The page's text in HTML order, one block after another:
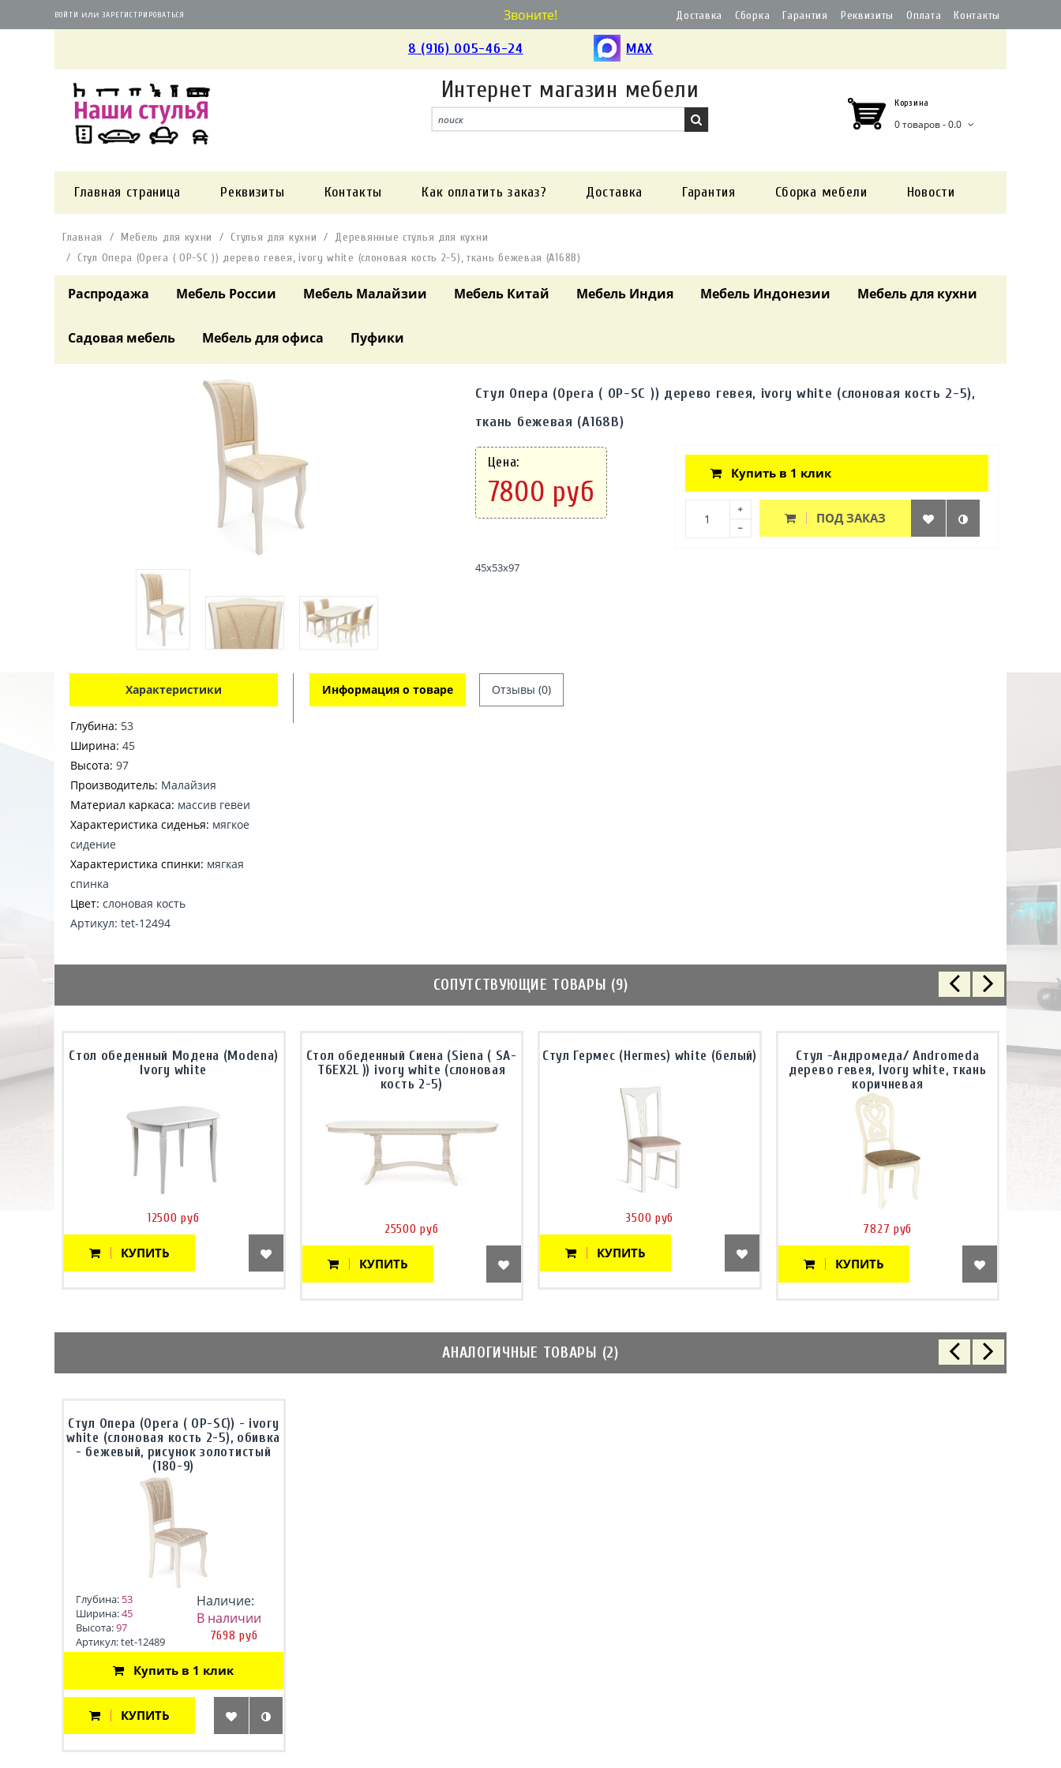
Звоните!
ВОЙТИ или ЗАРЕГИСТРИРОВАТЬСЯ Доставка Сборка Гарантия Реквизиты Оплата Контакты
8 (916) 005-46-24 MAX
Интернет магазин мебели Корзина
0 товаров - 0.0
Главная страница Реквизиты Контакты Как оплатить заказ? Доставка Гарантия Сборка мебели Новости
Главная Мебель для кухни Стулья для кухни
Деревянные стулья для кухни
Стул Опера (Opera ( OP-SC )) дерево гевея, ivory white (слоновая кость 2-5), ткань бежевая (A168B)
Распродажа Мебель России Мебель Малайзии Мебель Китай Мебель Индия Мебель Индонезии Мебель для кухни
Садовая мебель Мебель для офиса Пуфики
Стул Опера (Opera ( OP-SC )) дерево гевея, ivory white (слоновая кость 2-5),
ткань бежевая (A168B)
Цена:
7800 руб
Купить в 1 клик
ПОД ЗАКАЗ
45х53х97
Характеристики
Глубина: 53
Ширина: 45
Высота: 97
Производитель: Малайзия
Материал каркаса: массив гевеи
Характеристика сиденья: мягкое
сидение
Характеристика спинки: мягкая
спинка
Цвет: слоновая кость
Артикул: tet-12494
Информация о товаре Отзывы (0)
СОПУТСТВУЮЩИЕ ТОВАРЫ (9)
Стол обеденный Модена (Modena)
Ivory white
12500 руб
КУПИТЬ
Стол обеденный Сиена (Siena ( SA-
T6EX2L )) ivory white (слоновая
кость 2-5)
25500 руб
КУПИТЬ
Стул Гермес (Hermes) white (белый)
3500 руб
КУПИТЬ
Стул -Андромеда/ Andromeda
дерево гевея, Ivory white, ткань
коричневая
7827 руб
КУПИТЬ
АНАЛОГИЧНЫЕ ТОВАРЫ (2)
Стул Опера (Opera ( OP-SC)) - ivory
white (слоновая кость 2-5), обивка
- бежевый, рисунок золотистый
(180-9)
Глубина: 53
Ширина:45
Высота:97
Артикул: tet-12489
Наличие:
В наличии
7698 руб
Купить в 1 клик
КУПИТЬ